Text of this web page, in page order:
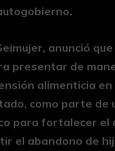
anunció
presentar de
alimenticia
como parte de
para fortalecer el
el abandono de